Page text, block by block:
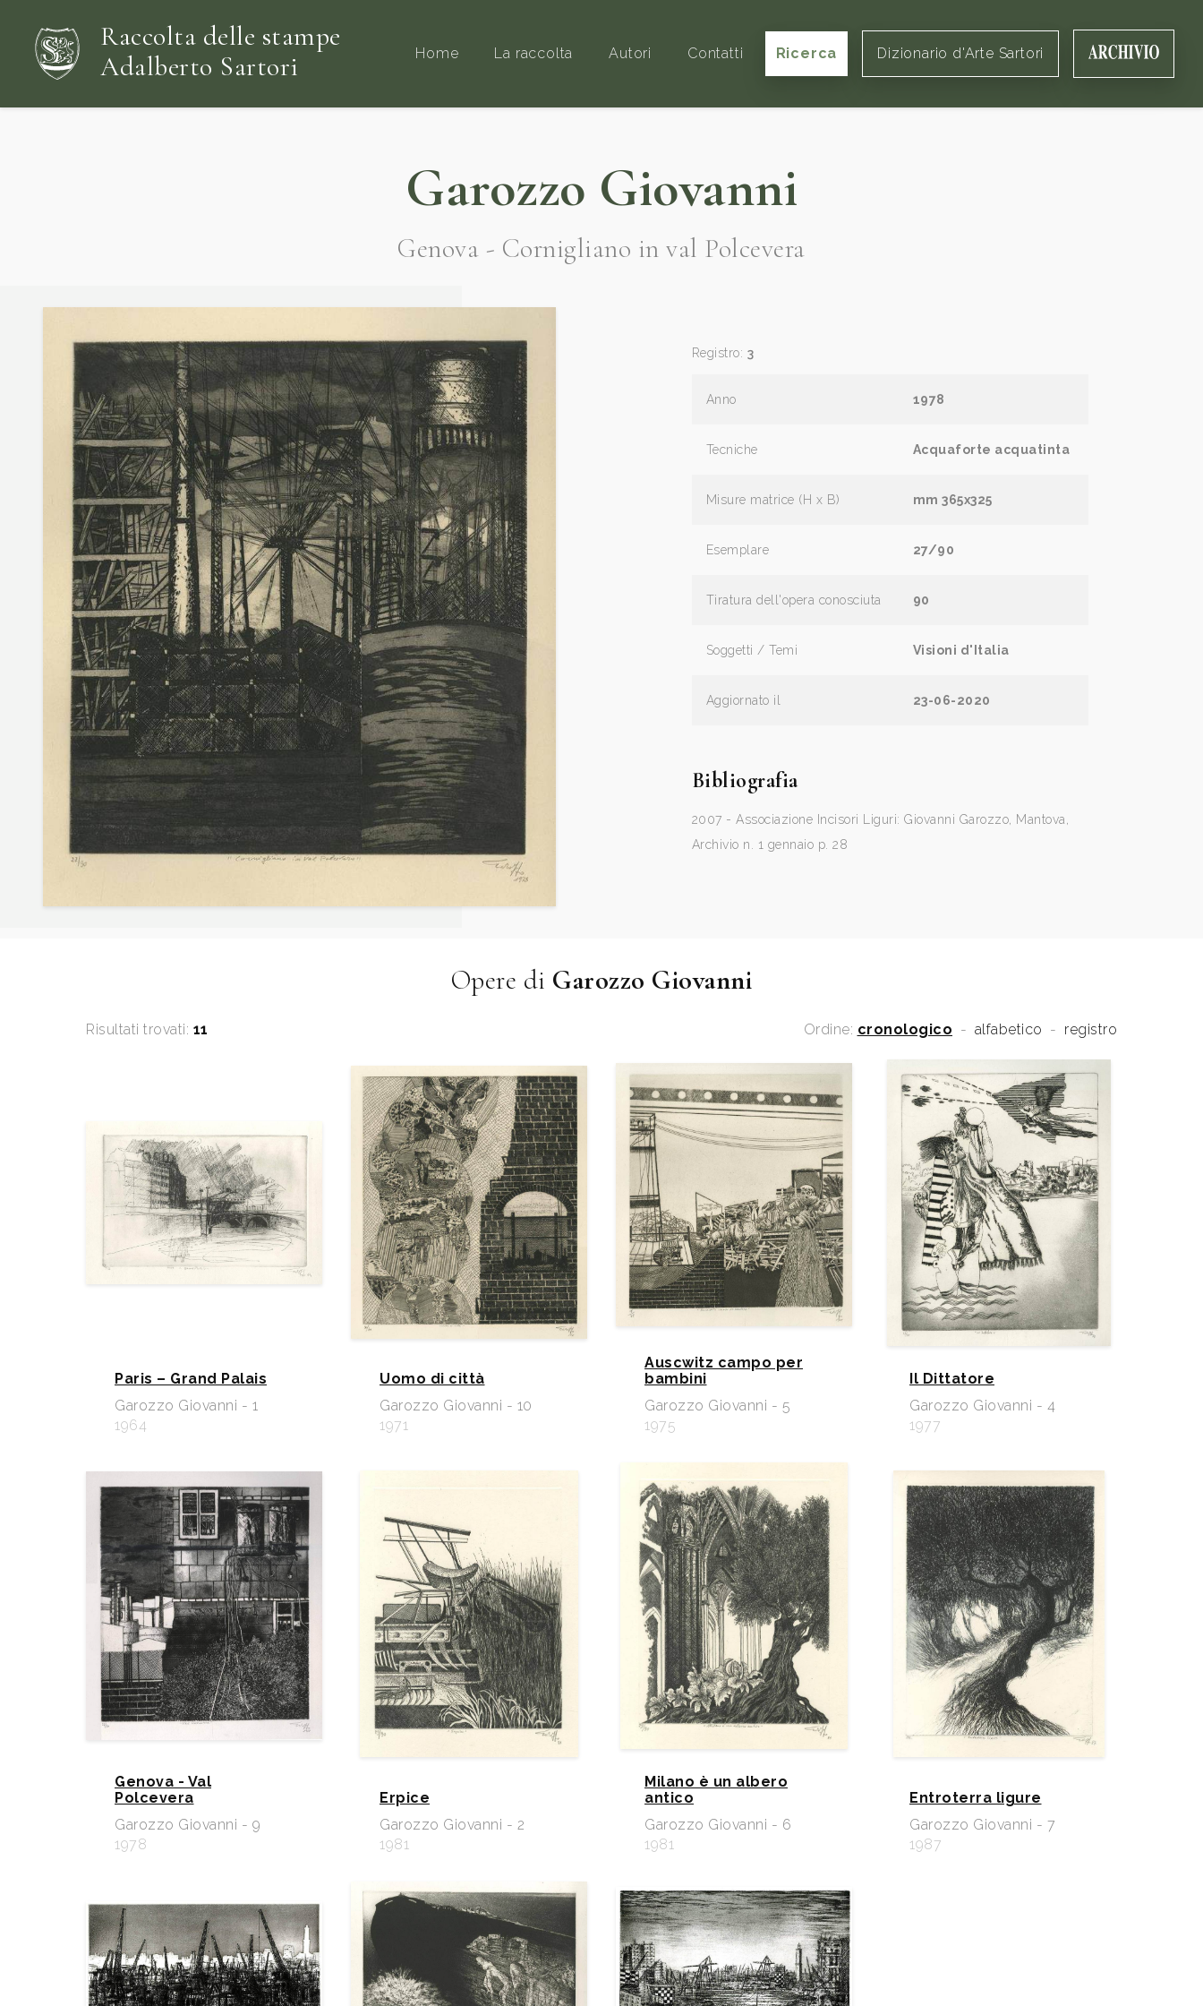
Raccolta delle stampe
Adalberto Sartori
Home La raccolta Autori Contatti Ricerca Dizionario d'Arte Sartori
Garozzo Giovanni
Genova - Cornigliano in val Polcevera
Registro: 3
Anno 1978
Tecniche Acquaforte acquatinta
Misure matrice (H x B) mm 365x325
Esemplare 27/90
Tiratura dell'opera conosciuta 90
Soggetti / Temi Visioni d'Italia
Aggiornato il 23-06-2020
Bibliografia
2007 - Associazione Incisori Liguri: Giovanni Garozzo, Mantova,
Archivio n. 1 gennaio p. 28
Opere di Garozzo Giovanni
Risultati trovati: 11 Ordine: cronologico - alfabetico - registro
Paris – Grand Palais
Garozzo Giovanni - 1
1964
Uomo di città
Garozzo Giovanni - 10
1971
Auscwitz campo per
bambini
Garozzo Giovanni - 5
1975
Il Dittatore
Garozzo Giovanni - 4
1977
Genova - Val
Polcevera
Garozzo Giovanni - 9
1978
Erpice
Garozzo Giovanni - 2
1981
Milano è un albero
antico
Garozzo Giovanni - 6
1981
Entroterra ligure
Garozzo Giovanni - 7
1987